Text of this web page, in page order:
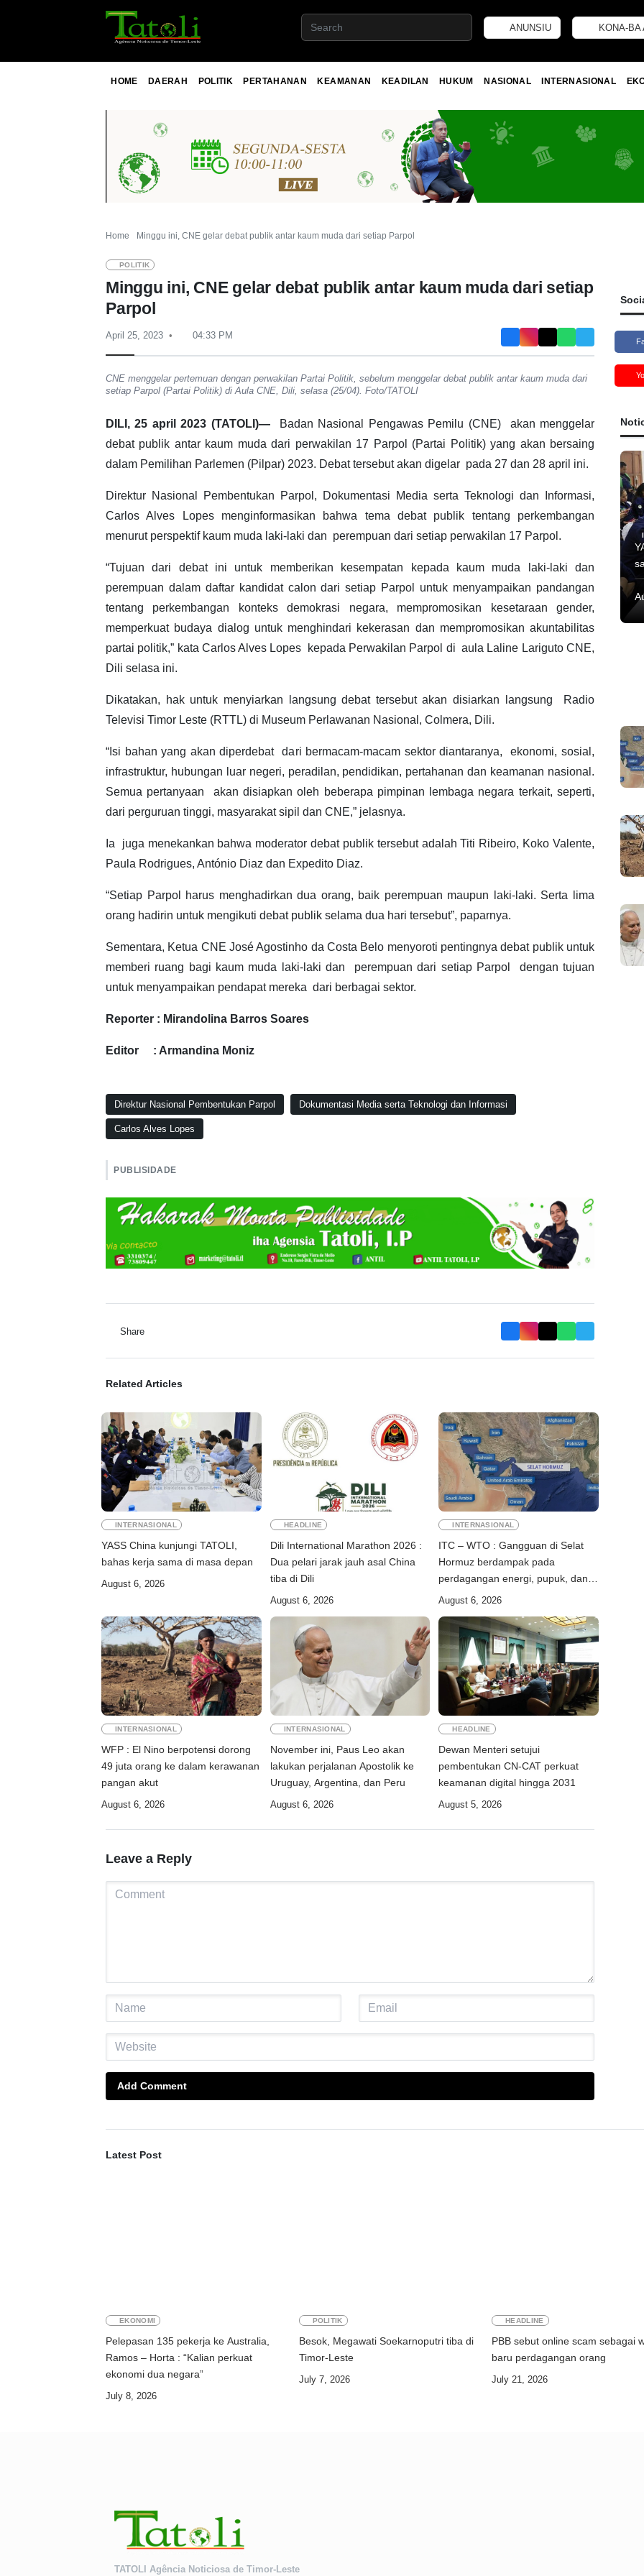
ANUNSIU KONA-BA
HOME DAERAH POLITIK PERTAHANAN KEAMANAN KEADILAN HUKUM NASIONAL INTERNASIONAL
Home Minggu ini, CNE gelar debat publik antar kaum muda dari setiap Parpol
POLITIK
Minggu ini, CNE gelar debat publik antar kaum muda dari setiap
Parpol
April 25, 2023 04:33 PM
CNE menggelar pertemuan dengan perwakilan Partai Politik, sebelum menggelar debat publik antar kaum muda dari
setiap Parpol (Partai Politik) di Aula CNE, Dili, selasa (25/04). Foto/TATOLI
DILI, 25 april 2023 (TATOLI)—
Badan Nasional Pengawas Pemilu (CNE) akan menggelar
debat publik antar kaum muda dari perwakilan 17 Parpol (Partai Politik) yang akan bersaing
dalam Pemilihan Parlemen (Pilpar) 2023. Debat tersebut akan digelar pada 27 dan 28 april ini.
Direktur Nasional Pembentukan Parpol, Dokumentasi Media serta Teknologi dan Informasi,
Carlos Alves Lopes menginformasikan bahwa tema debat publik tentang perkembangan
menurut perspektif kaum muda laki-laki dan perempuan dari setiap perwakilan 17 Parpol.
“Tujuan dari debat ini untuk memberikan kesempatan kepada kaum muda laki-laki dan
perempuan dalam daftar kandidat calon dari setiap Parpol untuk menyampaikan pandangan
tentang perkembangan konteks demokrasi negara, mempromosikan kesetaraan gender,
memperkuat budaya dialog untuk menghindari kekerasan dan mempromosikan akuntabilitas
partai politik,” kata Carlos Alves Lopes kepada Perwakilan Parpol di aula Laline Lariguto CNE,
Dili selasa ini.
Dikatakan, hak untuk menyiarkan langsung debat tersebut akan disiarkan langsung Radio
Televisi Timor Leste (RTTL) di Museum Perlawanan Nasional, Colmera, Dili.
“Isi bahan yang akan diperdebat dari bermacam-macam sektor diantaranya, ekonomi, sosial,
infrastruktur, hubungan luar negeri, peradilan, pendidikan, pertahanan dan keamanan nasional.
Semua pertanyaan akan disiapkan oleh beberapa pimpinan lembaga negara terkait, seperti,
dari perguruan tinggi, masyarakat sipil dan CNE,” jelasnya.
Ia juga menekankan bahwa moderator debat publik tersebut adalah Titi Ribeiro, Koko Valente,
Paula Rodrigues, António Diaz dan Expedito Diaz.
“Setiap Parpol harus menghadirkan dua orang, baik perempuan maupun laki-laki. Serta lima
orang hadirin untuk mengikuti debat publik selama dua hari tersebut”, paparnya.
Sementara, Ketua CNE José Agostinho da Costa Belo menyoroti pentingnya debat publik untuk
memberi ruang bagi kaum muda laki-laki dan perempuan dari setiap Parpol dengan tujuan
untuk menyampaikan pendapat mereka dari berbagai sektor.
Reporter : Mirandolina Barros Soares
Editor : Armandina Moniz
Direktur Nasional Pembentukan Parpol Dokumentasi Media serta Teknologi dan Informasi
Carlos Alves Lopes
PUBLISIDADE
Share
Related Articles
INTERNASIONAL
YASS China kunjungi TATOLI,
bahas kerja sama di masa depan
August 6, 2026
HEADLINE
Dili International Marathon 2026 :
Dua pelari jarak jauh asal China
tiba di Dili
August 6, 2026
INTERNASIONAL
ITC – WTO : Gangguan di Selat
Hormuz berdampak pada
perdagangan energi, pupuk, dan
industri
August 6, 2026
INTERNASIONAL
WFP : El Nino berpotensi dorong
49 juta orang ke dalam kerawanan
pangan akut
August 6, 2026
INTERNASIONAL
November ini, Paus Leo akan
lakukan perjalanan Apostolik ke
Uruguay, Argentina, dan Peru
August 6, 2026
HEADLINE
Dewan Menteri setujui
pembentukan CN-CAT perkuat
August 5, 2026
Leave a Reply
Add Comment
Latest Post
EKONOMI
Pelepasan 135 pekerja ke Australia,
Ramos – Horta : “Kalian perkuat
ekonomi dua negara”
July 8, 2026
POLITIK
Besok, Megawati Soekarnoputri tiba di
July 7, 2026
HEADLINE
PBB sebut online scam sebagai
July 21, 2026
TATOLI Agência Noticiosa de Timor-Leste